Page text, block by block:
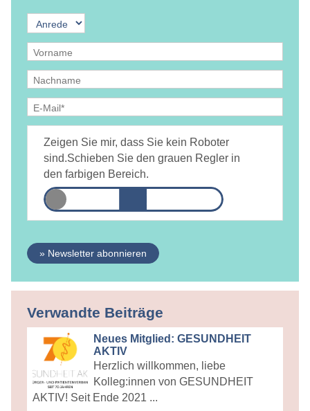
DAMiD mich per E-Mail über Themen und Veranstaltungen
informiert.
Datenschutzerklärung
Zeigen Sie mir, dass Sie kein Roboter
sind.Schieben Sie den grauen Regler in
den farbigen Bereich.
» Newsletter abonnieren
Verwandte Beiträge
Neues Mitglied: GESUNDHEIT
AKTIV
Herzlich willkommen, liebe
Kolleg:innen von GESUNDHEIT
AKTIV! Seit Ende 2021 ...